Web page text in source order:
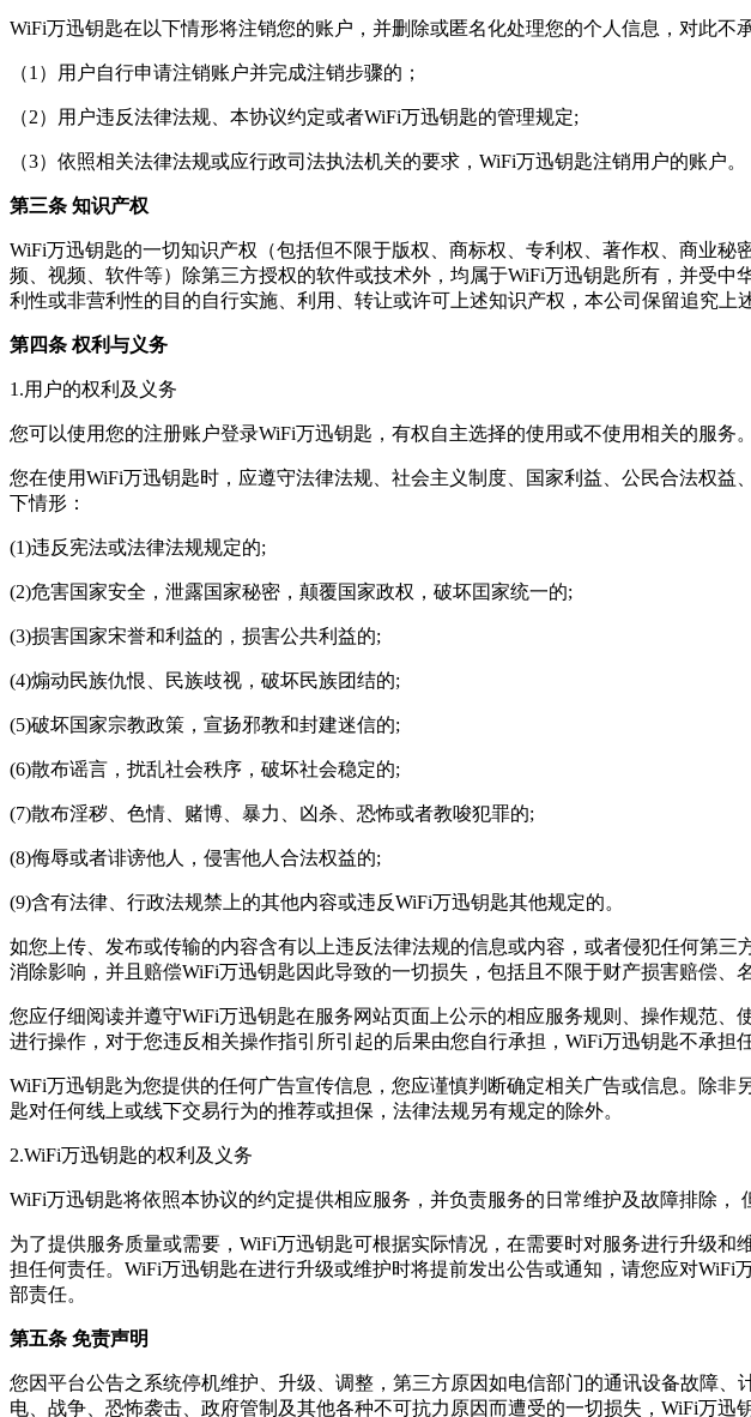
WiFi万迅钥匙在以下情形将注销您的账户，并删除或匿名化处理您的个人信息，对此不
（1）用户自行申请注销账户并完成注销步骤的；
（2）用户违反法律法规、本协议约定或者WiFi万迅钥匙的管理规定;
（3）依照相关法律法规或应行政司法执法机关的要求，WiFi万迅钥匙注销用户的账户。
第三条 知识产权
WiFi万迅钥匙的一切知识产权（包括但不限于版权、商标权、专利权、著作权、商业
频、视频、软件等）除第三方授权的软件或技术外，均属于WiFi万迅钥匙所有，并受
利性或非营利性的目的自行实施、利用、转让或许可上述知识产权，本公司保留追究上
第四条 权利与义务
1.用户的权利及义务
您可以使用您的注册账户登录WiFi万迅钥匙，有权自主选择的使用或不使用相关的服
您在使用WiFi万迅钥匙时，应遵守法律法规、社会主义制度、国家利益、公民合法权
下情形：
(1)违反宪法或法律法规规定的;
(2)危害国家安全，泄露国家秘密，颠覆国家政权，破坏囯家统一的;
(3)损害国家宋誉和利益的，损害公共利益的;
(4)煽动民族仇恨、民族歧视，破坏民族团结的;
(5)破坏国家宗教政策，宣扬邪教和封建迷信的;
(6)散布谣言，扰乱社会秩序，破坏社会稳定的;
(7)散布淫秽、色情、赌博、暴力、凶杀、恐怖或者教唆犯罪的;
(8)侮辱或者诽谤他人，侵害他人合法权益的;
(9)含有法律、行政法规禁上的其他内容或违反WiFi万迅钥匙其他规定的。
如您上传、发布或传输的内容含有以上违反法律法规的信息或内容，或者侵犯任何第
消除影响，并且赔偿WiFi万迅钥匙因此导致的一切损失，包括且不限于财产损害赔偿、
您应仔细阅读并遵守WiFi万迅钥匙在服务网站页面上公示的相应服务规则、操作规范
进行操作，对于您违反相关操作指引所引起的后果由您自行承担，WiFi万迅钥匙不承担
WiFi万迅钥匙为您提供的任何广告宣传信息，您应谨慎判断确定相关广告或信息。除
匙对任何线上或线下交易行为的推荐或担保，法律法规另有规定的除外。
2.WiFi万迅钥匙的权利及义务
WiFi万迅钥匙将依照本协议的约定提供相应服务，并负责服务的日常维护及故障排除
为了提供服务质量或需要，WiFi万迅钥匙可根据实际情况，在需要时对服务进行升级
担任何责任。WiFi万迅钥匙在进行升级或维护时将提前发出公告或通知，请您应对
部责任。
第五条 免责声明
您因平台公告之系统停机维护、升级、调整，第三方原因如电信部门的通讯设备故障
电、战争、恐怖袭击、政府管制及其他各种不可抗力原因而遭受的一切损失，WiFi万